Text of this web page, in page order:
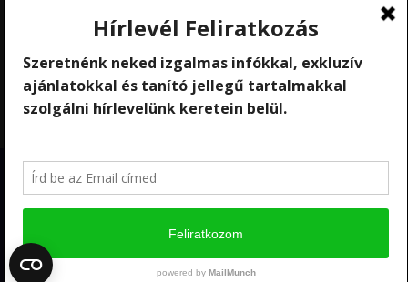
SZERVER ÜZEMELTETÉS
SZOFTVERBÉRLÉS
STREAMING
Copyright 2026 © RackForest
Szolgáltatások
Kapcsolat
Ügyfél-elégedettség mérés